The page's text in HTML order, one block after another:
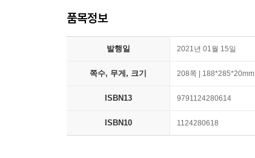
품목정보
발행일 2021년 01월 15일
쪽수, 무게, 크기 208쪽 | 188*285*20mm
ISBN13 9791124280614
ISBN10 1124280618